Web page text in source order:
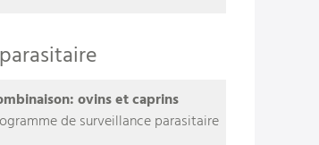
ovins et caprins
de surveillance parasitaire